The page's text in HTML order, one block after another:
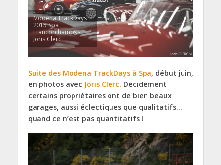
Modena TrackDays
2015 Spa
Francorchamps -
Joris Clerc
Suite des Modena TrackDays à Spa, début juin,
en photos avec Joris Clerc. Décidément
certains propriétaires ont de bien beaux
garages, aussi éclectiques que qualitatifs…
quand ce n’est pas quantitatifs !